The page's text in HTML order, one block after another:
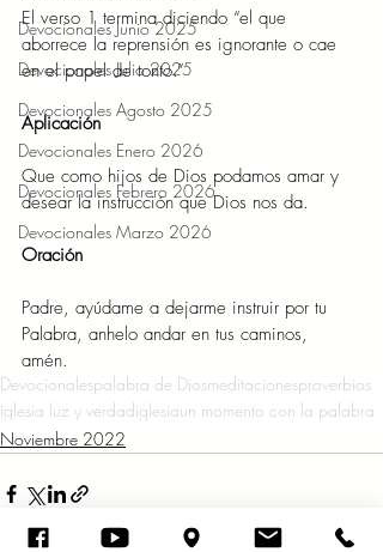
Devocionales Junio 2025
Devocionales Julio 2025
Devocionales Agosto 2025
Devocionales Enero 2026
Devocionales Febrero 2026
Devocionales Marzo 2026
El verso 1 termina diciendo “el que
aborrece la reprensión es ignorante o cae
en el papel de tonto.”
Aplicación
Que como hijos de Dios podamos amar y
desear la instrucción que Dios nos da.
Oración
Padre, ayúdame a dejarme instruir por tu
Palabra, anhelo andar en tus caminos,
amén.
Devocionalespalabra de Diosmeditacionesproverbios
iglesia luz y verdadiglesiaun momento con la palabra
Noviembre 2022